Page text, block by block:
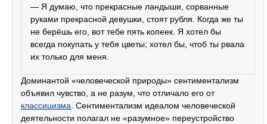
— Я думаю, что прекрасные ландыши, сорванные
руками прекрасной девушки, стоят рубля. Когда же ты
не берёшь его, вот тебе пять копеек. Я хотел бы
всегда покупать у тебя цветы; хотел бы, чтоб ты рвала
их только для меня.
Доминантой «человеческой природы» сентиментализм
объявил чувство, а не разум, что отличало его от
классицизма. Сентиментализм идеалом человеческой
деятельности полагал не «разумное» переустройство